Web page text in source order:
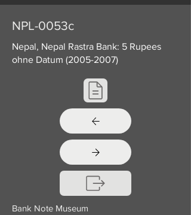
NPL-0053c
Nepal, Nepal Rastra Bank: 5 Rupees
ohne Datum (2005-2007)
Bank Note Museum